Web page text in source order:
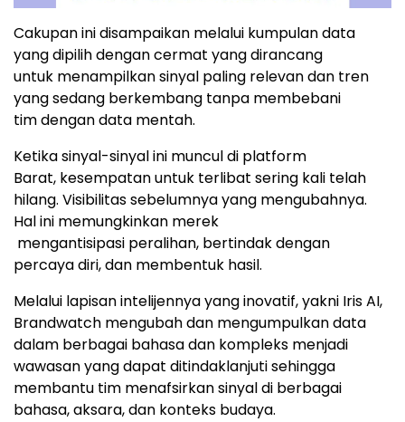
Cakupan ini disampaikan melalui kumpulan data
yang dipilih dengan cermat yang dirancang
untuk menampilkan sinyal paling relevan dan tren
yang sedang berkembang tanpa membebani
tim dengan data mentah.
Ketika sinyal-sinyal ini muncul di platform
Barat, kesempatan untuk terlibat sering kali telah
hilang. Visibilitas sebelumnya yang mengubahnya.
Hal ini memungkinkan merek
mengantisipasi peralihan, bertindak dengan
percaya diri, dan membentuk hasil.
Melalui lapisan intelijennya yang inovatif, yakni Iris AI,
Brandwatch mengubah dan mengumpulkan data
dalam berbagai bahasa dan kompleks menjadi
wawasan yang dapat ditindaklanjuti sehingga
membantu tim menafsirkan sinyal di berbagai
bahasa, aksara, dan konteks budaya.